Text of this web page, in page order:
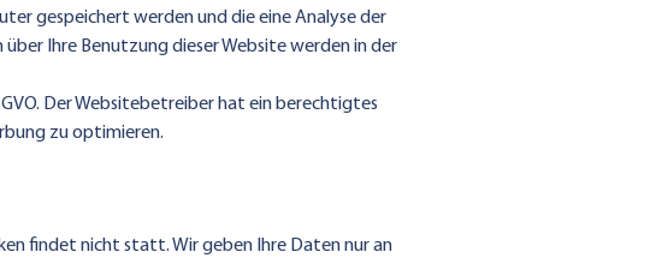
gespeichert werden und die eine Analyse der
Ihre Benutzung dieser Website werden in der
Der Websitebetreiber hat ein berechtigtes
zu optimieren.
findet nicht statt. Wir geben Ihre Daten nur an